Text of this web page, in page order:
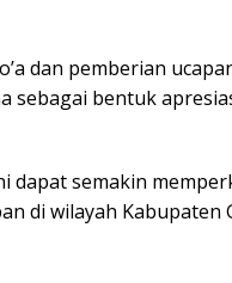
dan pemberian
sebagai bentuk
dapat semakin
di wilayah Kabupaten